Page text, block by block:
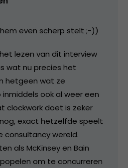
even scherp stelt ;-))
lezen van dit interview
wat nu precies het
hetgeen wat ze
ook al weer een
clockwork doet is zeker
exact hetzelfde speelt
consultancy wereld.
als McKinsey en Bain
om te concurreren